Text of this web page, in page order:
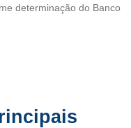
determinação do Banco